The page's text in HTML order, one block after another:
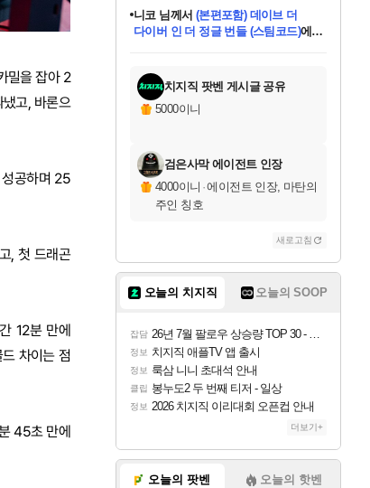
밀을 잡아 2
고, 바론으
성공하며 25
, 첫 드래곤
12분 만에
차이는 점
45초 만에
교환.
당첨되셨습니다.
당첨되셨습니다.
한건했습니다님께서마피아
데피니티브 에디션 (스팀코드)에
당첨되셨습니다.
당첨되셨습니다.
당첨되셨습니다.
당첨되셨습니다.
에디션 (스팀코드)를 교환.
당첨되셨습니다.
치지직 팟벤 게시글 공유
5000이니
검은사막 에이전트 인장
4000이니 ·에이전트 인장, 마탄의
주인 칭호
새로고침
오늘의 치지직 오늘의 SOOP
잡담 26년 7월 팔로우 상승량 TOP 30 - 월간 치지직
정보 치지직 애플TV 앱 출시
정보 룩삼 니니 초대석 안내
클립 봉누도2 두 번째 티저 - 일상
정보 2026 치지직 이리대회 오픈컵 안내
더보기+
오늘의 팟벤 오늘의 핫벤